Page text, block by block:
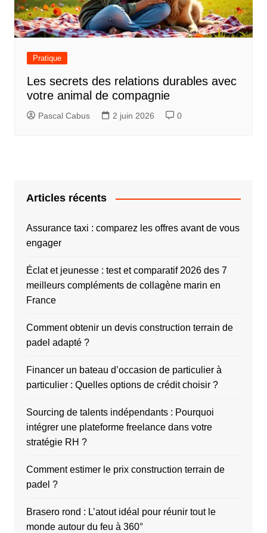
Pratique
Les secrets des relations durables avec
votre animal de compagnie
Pascal Cabus 2 juin 2026 0
Articles récents
Assurance taxi : comparez les offres avant de vous
engager
Éclat et jeunesse : test et comparatif 2026 des 7
meilleurs compléments de collagène marin en
France
Comment obtenir un devis construction terrain de
padel adapté ?
Financer un bateau d’occasion de particulier à
particulier : Quelles options de crédit choisir ?
Sourcing de talents indépendants : Pourquoi
intégrer une plateforme freelance dans votre
stratégie RH ?
Comment estimer le prix construction terrain de
padel ?
Brasero rond : L’atout idéal pour réunir tout le
monde autour du feu à 360°